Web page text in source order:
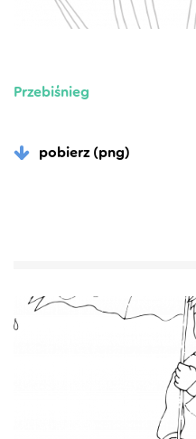
Przebiśnieg
pobierz (png)